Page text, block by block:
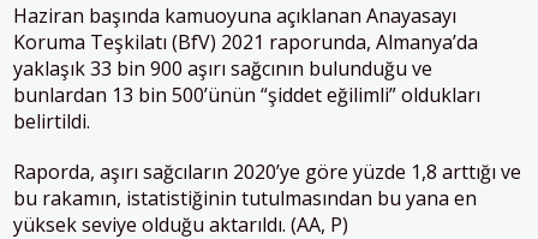
Haziran başında kamuoyuna açıklanan Anayasayı
Koruma Teşkilatı (BfV) 2021 raporunda, Almanya’da
yaklaşık 33 bin 900 aşırı sağcının bulunduğu ve
bunlardan 13 bin 500’ünün “şiddet eğilimli” oldukları
belirtildi.
Raporda, aşırı sağcıların 2020’ye göre yüzde 1,8 arttığı ve
bu rakamın, istatistiğinin tutulmasından bu yana en
yüksek seviye olduğu aktarıldı. (AA, P)